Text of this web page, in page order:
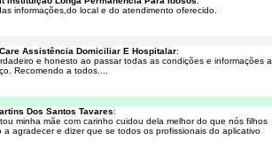
informações,do local e do atendimento oferecido.
Assistência Domiciliar E Hospitalar:
e honesto ao passar todas as condições e informações a
Recomendo a todos....
Dos Santos Tavares:
minha mãe com carinho cuidou dela melhor do que nós filhos
agradecer e dizer que se todos os profissionais do aplicativo